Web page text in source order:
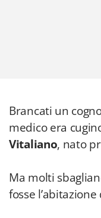
Brancati un
medico era
Vitaliano, nato
Ma molti
fosse